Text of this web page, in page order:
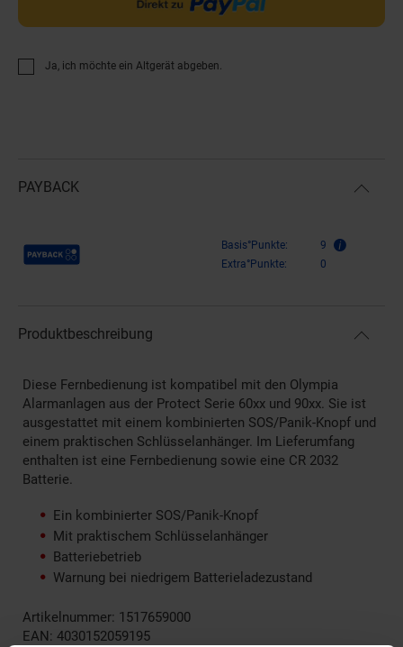
Ja, ich möchte ein Altgerät abgeben.
PAYBACK
Payback Punkte Basis°Punkte:
9
Extra°Punkte:
0
Produktbeschreibung
Diese Fernbedienung ist kompatibel mit den Olympia
Alarmanlagen aus der Protect Serie 60xx und 90xx. Sie ist
ausgestattet mit einem kombinierten SOS/Panik-Knopf und
einem praktischen Schlüsselanhänger. Im Lieferumfang
enthalten ist eine Fernbedienung sowie eine CR 2032
Batterie.
Ein kombinierter SOS/Panik-Knopf
Mit praktischem Schlüsselanhänger
Batteriebetrieb
Warnung bei niedrigem Batterieladezustand
Artikelnummer: 1517659000
EAN: 4030152059195